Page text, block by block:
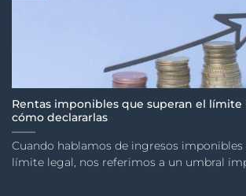
Rentas imponibles que superan el límite
cómo declararlas
Cuando hablamos de ingresos imponibles
límite legal, nos referimos a un umbral